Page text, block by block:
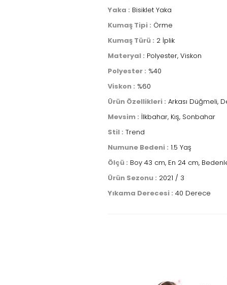
Yaka : Bisiklet Yaka
Kumaş Tipi : Örme
Kumaş Türü : 2 İplik
Materyal : Polyester, Viskon
Polyester : %40
Viskon : %60
Ürün Özellikleri : Arkası Düğmeli,
Mevsim : İlkbahar, Kış, Sonbahar
Stil : Trend
Numune Bedeni : 1.5 Yaş
Ölçü : Boy 43 cm, En 24 cm,
Ürün Sezonu : 2021 / 3
Yıkama Derecesi : 40 Derece